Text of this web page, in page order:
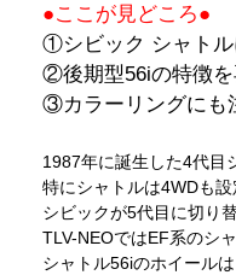
●ここが見どころ●
①シビック シャトル
②後期型56iの特徴を
③カラーリングにも
1987年に誕生した4代目
特にシャトルは4WDも
シビックが5代目に切り
TLV-NEOではEF系のシ
シャトル56iのホイール